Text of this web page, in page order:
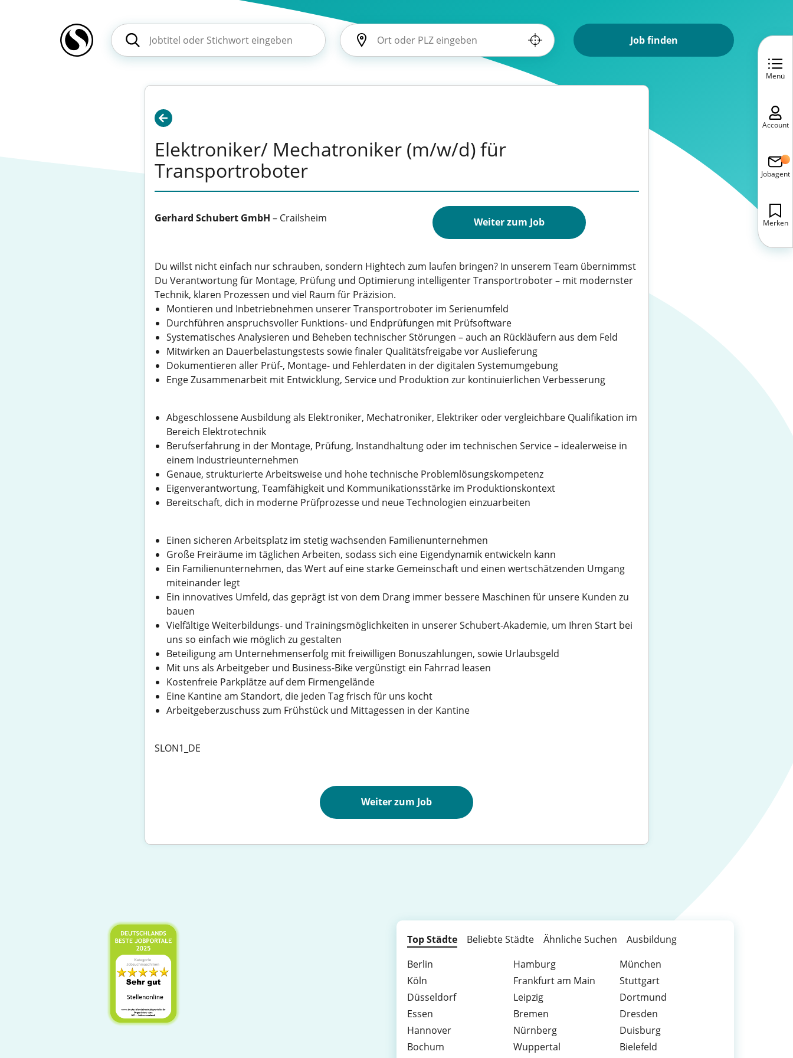
Job finden
Elektroniker/ Mechatroniker (m/w/d) für
Transportroboter
Gerhard Schubert GmbH – Crailsheim Weiter zum Job
Du willst nicht einfach nur schrauben, sondern Hightech zum laufen bringen? In unserem Team übernimmst
Du Verantwortung für Montage, Prüfung und Optimierung intelligenter Transportroboter – mit modernster
Technik, klaren Prozessen und viel Raum für Präzision.
Montieren und Inbetriebnehmen unserer Transportroboter im Serienumfeld
Durchführen anspruchsvoller Funktions- und Endprüfungen mit Prüfsoftware
Systematisches Analysieren und Beheben technischer Störungen – auch an Rückläufern aus dem Feld
Mitwirken an Dauerbelastungstests sowie finaler Qualitätsfreigabe vor Auslieferung
Dokumentieren aller Prüf-, Montage- und Fehlerdaten in der digitalen Systemumgebung
Enge Zusammenarbeit mit Entwicklung, Service und Produktion zur kontinuierlichen Verbesserung
Abgeschlossene Ausbildung als Elektroniker, Mechatroniker, Elektriker oder vergleichbare Qualifikation im
Bereich Elektrotechnik
Berufserfahrung in der Montage, Prüfung, Instandhaltung oder im technischen Service – idealerweise in
einem Industrieunternehmen
Genaue, strukturierte Arbeitsweise und hohe technische Problemlösungskompetenz
Eigenverantwortung, Teamfähigkeit und Kommunikationsstärke im Produktionskontext
Bereitschaft, dich in moderne Prüfprozesse und neue Technologien einzuarbeiten
Einen sicheren Arbeitsplatz im stetig wachsenden Familienunternehmen
Große Freiräume im täglichen Arbeiten, sodass sich eine Eigendynamik entwickeln kann
Ein Familienunternehmen, das Wert auf eine starke Gemeinschaft und einen wertschätzenden Umgang
miteinander legt
Ein innovatives Umfeld, das geprägt ist von dem Drang immer bessere Maschinen für unsere Kunden zu
bauen
Vielfältige Weiterbildungs- und Trainingsmöglichkeiten in unserer Schubert-Akademie, um Ihren Start bei
uns so einfach wie möglich zu gestalten
Beteiligung am Unternehmenserfolg mit freiwilligen Bonuszahlungen, sowie Urlaubsgeld
Mit uns als Arbeitgeber und Business-Bike vergünstigt ein Fahrrad leasen
Kostenfreie Parkplätze auf dem Firmengelände
Eine Kantine am Standort, die jeden Tag frisch für uns kocht
Arbeitgeberzuschuss zum Frühstück und Mittagessen in der Kantine
SLON1_DE
Weiter zum Job
Menü
Account
Jobagent
Merken
Top Städte Beliebte Städte Ähnliche Suchen
Ausbildung
Berlin
Hamburg
München
Köln
Frankfurt am Main
Stuttgart
Düsseldorf
Leipzig
Dortmund
Essen
Bremen
Dresden
Hannover
Nürnberg
Duisburg
Bochum
Wuppertal
Bielefeld